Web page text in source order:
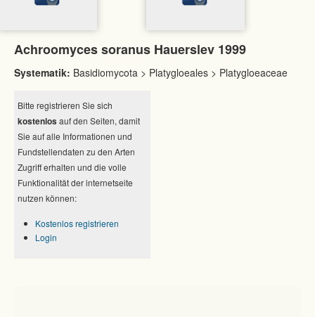
Achroomyces soranus Hauerslev 1999
Systematik: Basidiomycota > Platygloeales > Platygloeaceae
Bitte registrieren Sie sich
kostenlos auf den Seiten, damit
Sie auf alle Informationen und
Fundstellendaten zu den Arten
Zugriff erhalten und die volle
Funktionalität der internetseite
nutzen können:
Kostenlos registrieren
Login